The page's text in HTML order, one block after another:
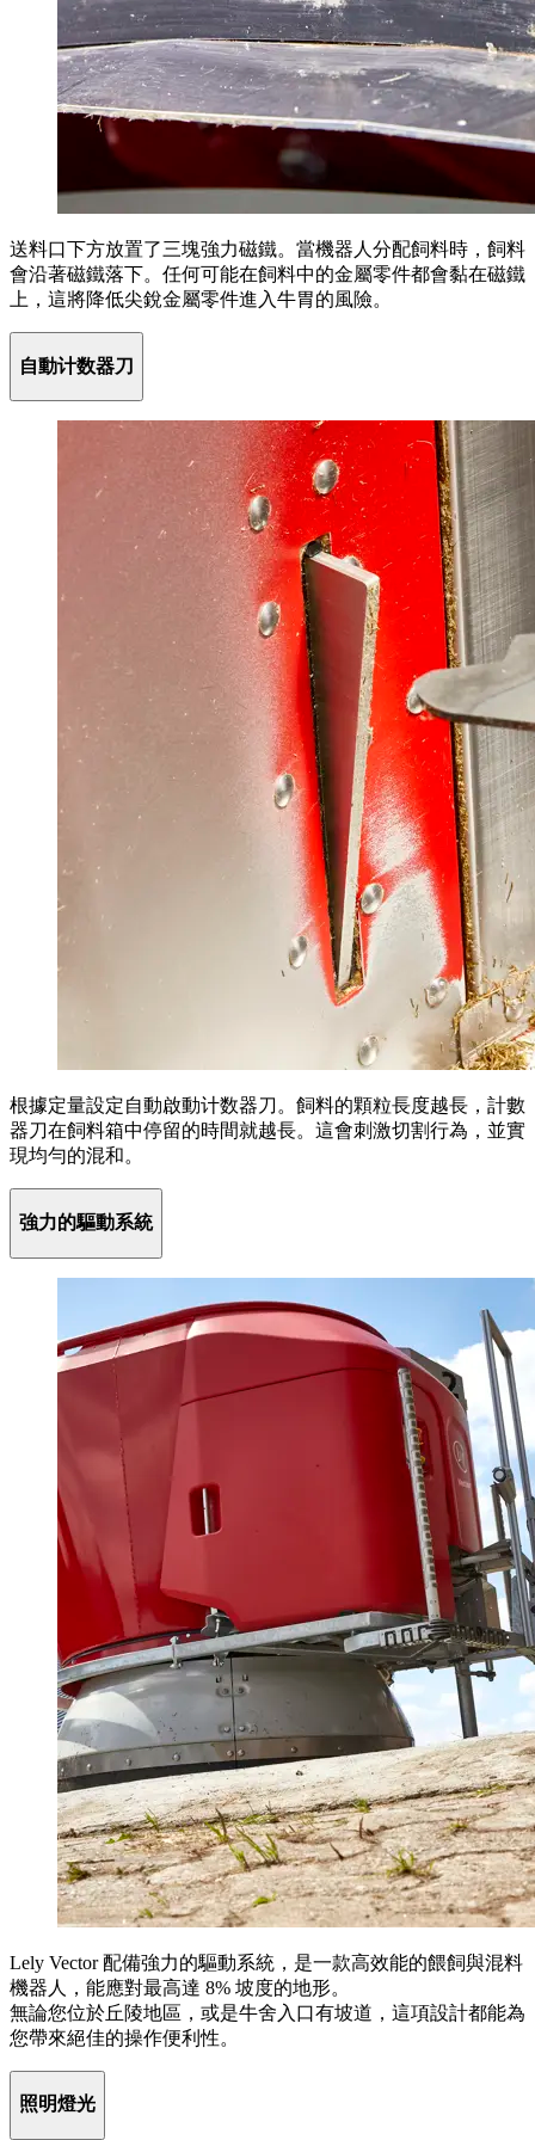
送料口下方放置了三塊強力磁鐵。當機器人分配飼料時，飼料
會沿著磁鐵落下。任何可能在飼料中的金屬零件都會黏在磁鐵
上，這將降低尖銳金屬零件進入牛胃的風險。
自動计数器刀
根據定量設定自動啟動计数器刀。飼料的顆粒長度越長，計數
器刀在飼料箱中停留的時間就越長。這會刺激切割行為，並實
現均勻的混和。
強力的驅動系統
Lely Vector 配備強力的驅動系統，是一款高效能的餵飼與混料
機器人，能應對最高達 8% 坡度的地形。
無論您位於丘陵地區，或是牛舍入口有坡道，這項設計都能為
您帶來絕佳的操作便利性。
照明燈光